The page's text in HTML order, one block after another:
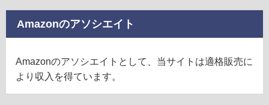
Amazonのアソシエイト
Amazonのアソシエイトとして、当サイトは適格販売に
より収入を得ています。